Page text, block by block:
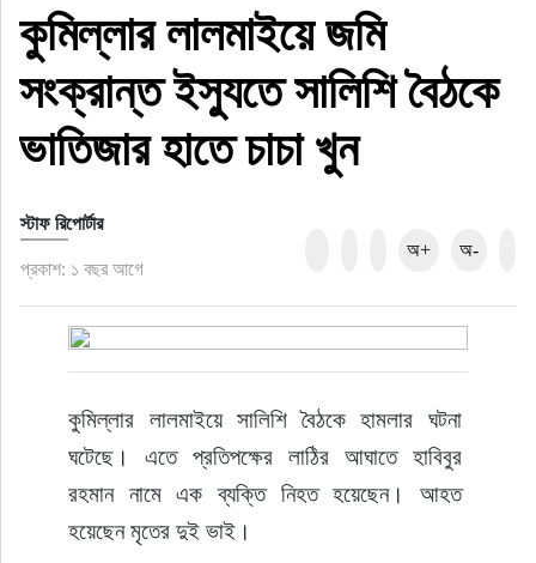
রাজনীতি
ই-পেপার
অন্যান্য
কুমিল্লার লালমাইয়ে জমি
সংক্রান্ত ইস্যুতে সালিশি বৈঠকে
ভাতিজার হাতে চাচা খুন
স্টাফ রিপোর্টার
প্রকাশ: ১ বছর আগে
অ+ অ-
কুমিল্লার লালমাইয়ে সালিশি বৈঠকে হামলার ঘটনা
ঘটেছে। এতে প্রতিপক্ষের লাঠির আঘাতে হাবিবুর
রহমান নামে এক ব্যক্তি নিহত হয়েছেন। আহত
হয়েছেন মৃতের দুই ভাই।